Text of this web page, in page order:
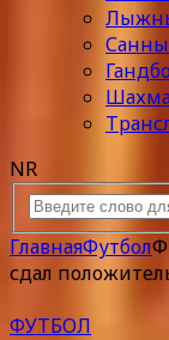
NR
ГлавнаяФутбол
сдал
ФУТБОЛ